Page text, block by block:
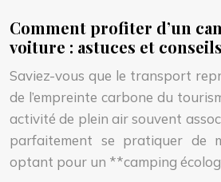
Comment profiter d’un
voiture : astuces et conseils
Saviez-vous que le transport
de l’empreinte carbone du
activité de plein air souvent
parfaitement se pratiquer de
optant pour un **camping